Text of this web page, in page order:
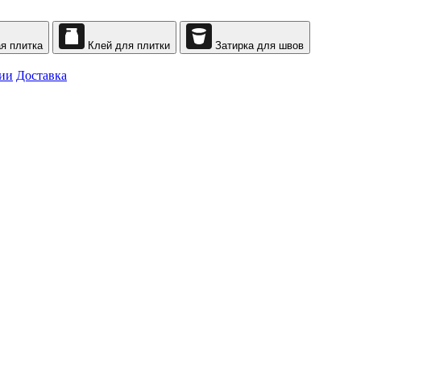
плитка Клей для плитки Затирка для швов
Доставка